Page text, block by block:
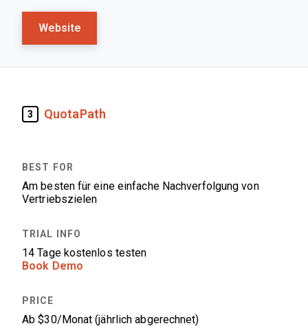
Website
3 QuotaPath
Am besten für eine einfache Nachverfolgung von
Vertriebszielen
14 Tage kostenlos testen
Book Demo
Ab $30/Monat (jährlich abgerechnet)